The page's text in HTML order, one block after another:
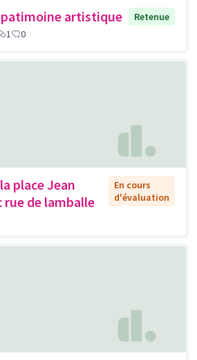
artistique
Retenue
1 0
place Jean
rue de lamballe
En cours
d'évaluation